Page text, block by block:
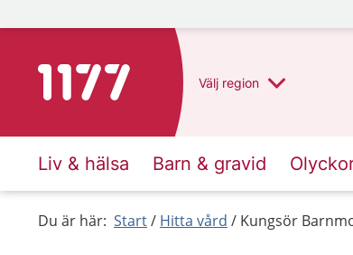
Till startsidan för 1177 Välj region
Liv & hälsa Barn & gravid
Du är här: Start Hitta vård Kungsör